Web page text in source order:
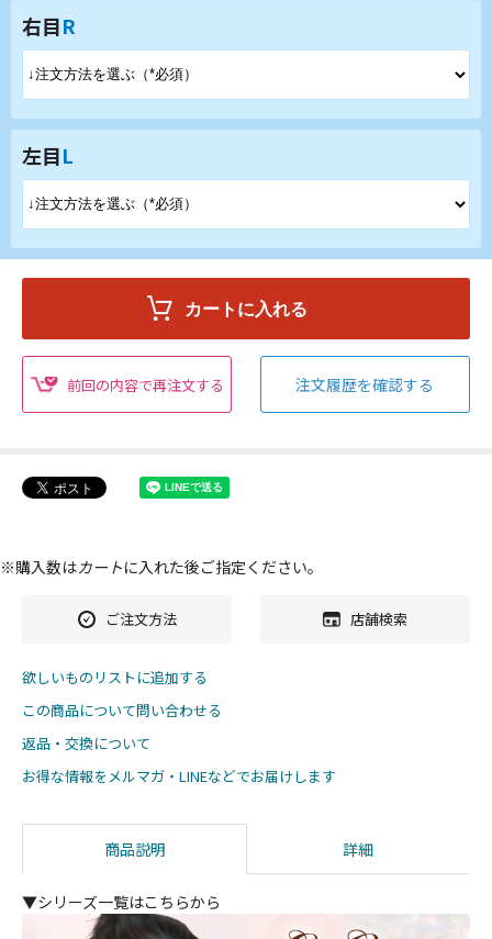
右目R
左目L
前回の内容で再注文する 注文履歴を確認する
※購入数はカートに入れた後ご指定ください。
ご注文方法 店舗検索
欲しいものリストに追加する
この商品について問い合わせる
返品・交換について
お得な情報をメルマガ・LINEなどでお届けします
商品説明 詳細
▼シリーズ一覧はこちらから